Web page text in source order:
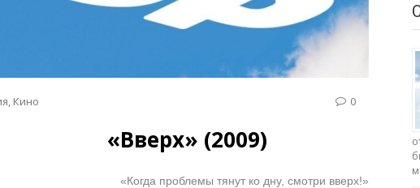
Кино 0
«Вверх» (2009)
«Когда проблемы тянут ко дну, смотри вверх!»